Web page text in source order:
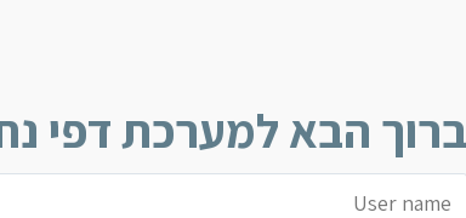
ברוך הבא למערכת דפי